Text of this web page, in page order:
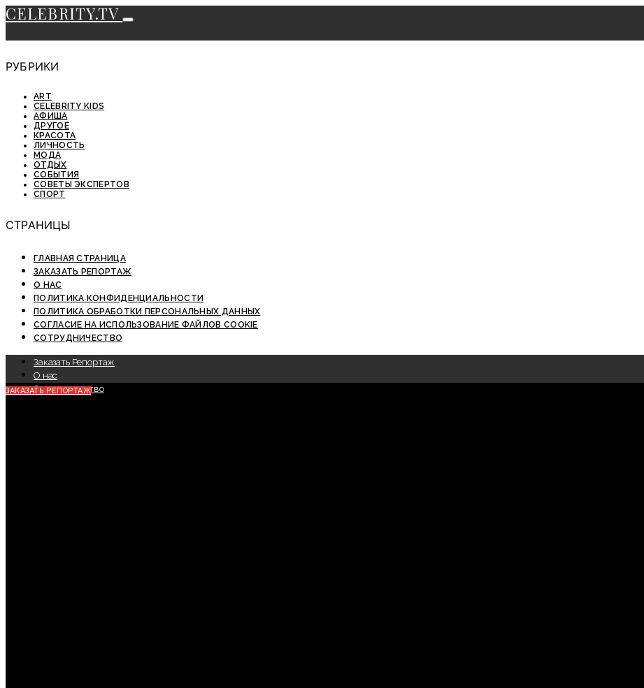
CELEBRITY.TV
РУБРИКИ
ART
CELEBRITY KIDS
АФИША
ДРУГОЕ
КРАСОТА
ЛИЧНОСТЬ
МОДА
ОТДЫХ
СОБЫТИЯ
СОВЕТЫ ЭКСПЕРТОВ
СПОРТ
СТРАНИЦЫ
ГЛАВНАЯ СТРАНИЦА
ЗАКАЗАТЬ РЕПОРТАЖ
О НАС
ПОЛИТИКА КОНФИДЕНЦИАЛЬНОСТИ
ПОЛИТИКА ОБРАБОТКИ ПЕРСОНАЛЬНЫХ ДАННЫХ
СОГЛАСИЕ НА ИСПОЛЬЗОВАНИЕ ФАЙЛОВ COOKIE
СОТРУДНИЧЕСТВО
Заказать Репортаж
О нас
Сотрудничество
ЗАКАЗАТЬ РЕПОРТАЖ